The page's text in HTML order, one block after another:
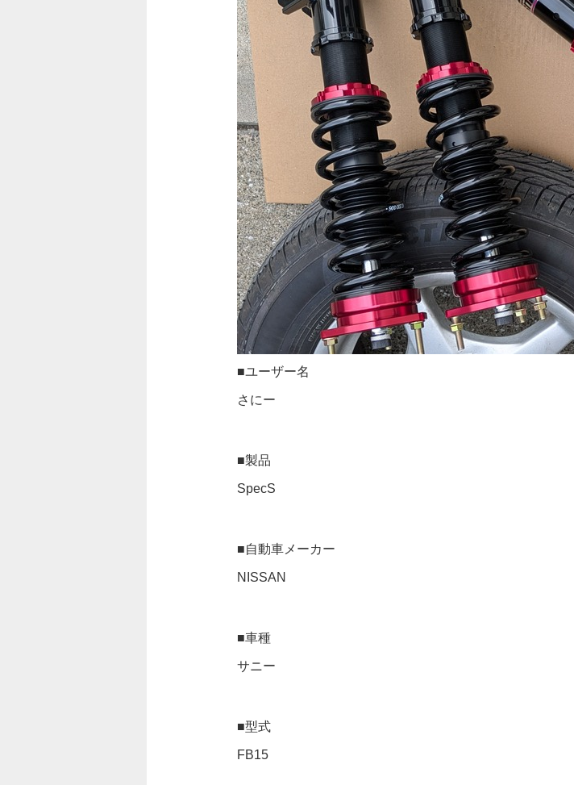
■ユーザー名
さにー
■製品
SpecS
■自動車メーカー
NISSAN
■車種
サニー
■型式
FB15